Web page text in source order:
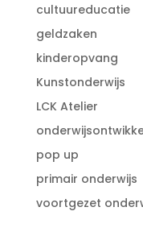
cultuureducatie
geldzaken
kinderopvang
Kunstonderwijs
LCK Atelier
pop up
primair onderwijs
voortgezet